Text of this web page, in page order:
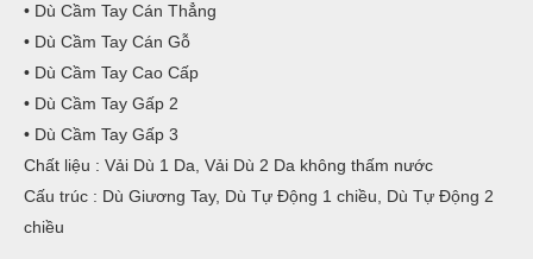
• Dù Cầm Tay Cán Thẳng
• Dù Cầm Tay Cán Gỗ
• Dù Cầm Tay Cao Cấp
• Dù Cầm Tay Gấp 2
• Dù Cầm Tay Gấp 3
Chất liệu : Vải Dù 1 Da, Vải Dù 2 Da không thấm nước
Cấu trúc : Dù Giương Tay, Dù Tự Động 1 chiều, Dù Tự Động 2
chiều